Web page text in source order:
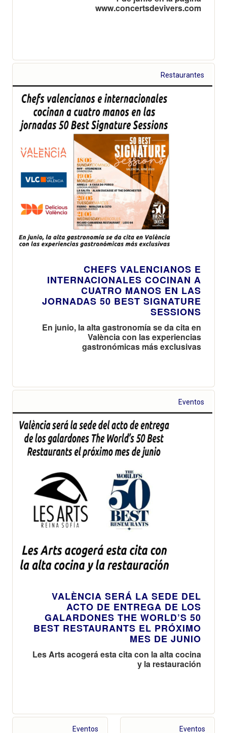
www.concertsdevivers.com
Restaurantes
CHEFS VALENCIANOS E
INTERNACIONALES COCINAN A
CUATRO MANOS EN LAS
JORNADAS 50 BEST SIGNATURE
SESSIONS
En junio, la alta gastronomía se da cita en
València con las experiencias
gastronómicas más exclusivas
Eventos
VALÈNCIA SERÁ LA SEDE DEL
ACTO DE ENTREGA DE LOS
GALARDONES THE WORLD’S 50
BEST RESTAURANTS EL PRÓXIMO
MES DE JUNIO
Les Arts acogerá esta cita con la alta cocina
y la restauración
Eventos Eventos